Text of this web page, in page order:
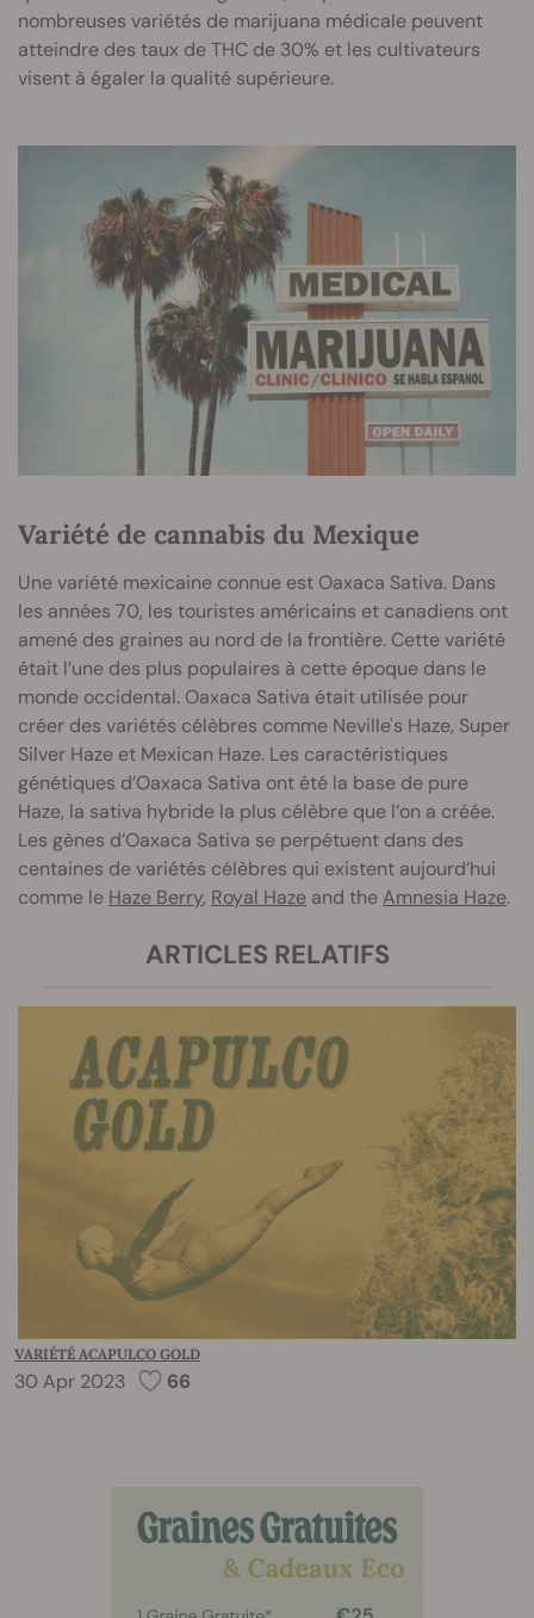
nombreuses variétés de marijuana médicale peuvent
atteindre des taux de THC de 30% et les cultivateurs
visent à égaler la qualité supérieure.
Variété de cannabis du Mexique
Une variété mexicaine connue est Oaxaca Sativa. Dans
les années 70, les touristes américains et canadiens ont
amené des graines au nord de la frontière. Cette variété
était l’une des plus populaires à cette époque dans le
monde occidental. Oaxaca Sativa était utilisée pour
créer des variétés célèbres comme Neville's Haze, Super
Silver Haze et Mexican Haze. Les caractéristiques
génétiques d’Oaxaca Sativa ont été la base de pure
Haze, la sativa hybride la plus célèbre que l’on a créée.
Les gènes d’Oaxaca Sativa se perpétuent dans des
centaines de variétés célèbres qui existent aujourd’hui
comme le Haze Berry, Royal Haze and theAmnesia Haze.
ARTICLES RELATIFS
VARIÉTÉ ACAPULCO GOLD
30 Apr 2023 66